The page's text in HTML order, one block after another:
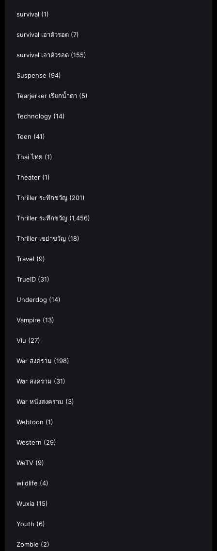
survival (1)
survival เอาตัวรอด (7)
survival เอาตัวรอด (155)
Suspense (94)
Tearjerker เรียกน้ำตา (5)
Technology (14)
Teen (41)
Thai ไทย (1)
Theater (1)
Thriller ระทึกขวัญ (201)
Thriller ระทึกขวัญ (1,456)
Thriller เขย่าขวัญ (18)
Travel (9)
TrueID (31)
Underdog (14)
Vampire (13)
Viu (27)
War สงคราม (198)
War สงคราม (31)
War หนังสงคราม (3)
Webtoon (1)
Western (29)
WeTV (9)
wildlife (4)
Wuxia (15)
Youth (6)
Zombie (2)